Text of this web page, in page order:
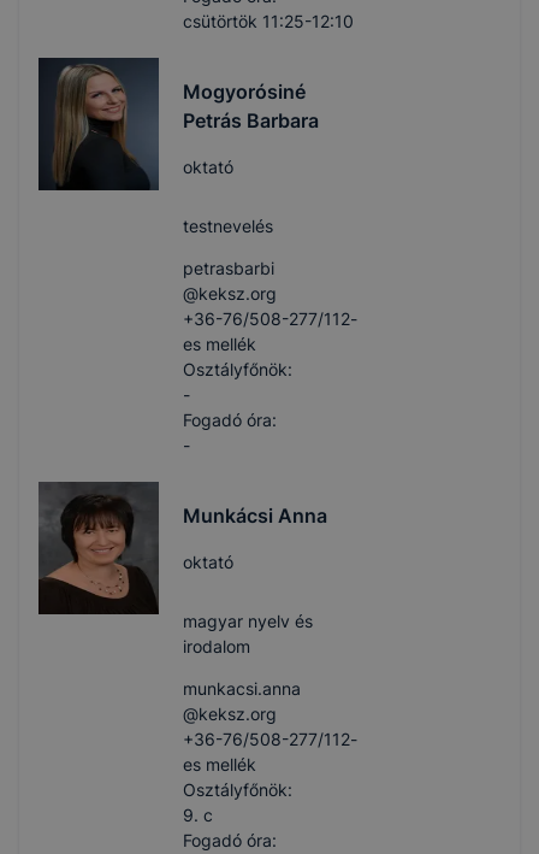
csütörtök 11:25-12:10
Mogyorósiné
Petrás Barbara
oktató
testnevelés
petrasbarbi​
@keksz.org
+36-76/508-277/112-
es mellék
Osztályfőnök:
-
Fogadó óra:
-
Munkácsi Anna
oktató
magyar nyelv és
irodalom
munkacsi.anna​
@keksz.org
+36-76/508-277/112-
es mellék
Osztályfőnök:
9. c
Fogadó óra: